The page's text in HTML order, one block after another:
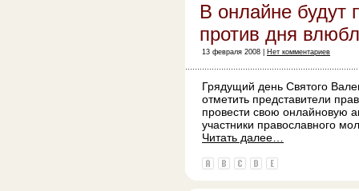
В онлайне будут
против дня
13 февраля 2008 | Нет комментариев
Грядущий день Святого
отметить представители
провести свою онлайновую
участники православного
Читать далее…